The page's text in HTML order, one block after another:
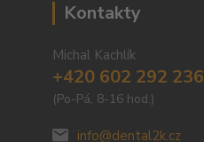
Kontakty
Michal Kachlík
+420 602 292 236
(Po-Pá, 8-16 hod.)
info@dental2k.cz